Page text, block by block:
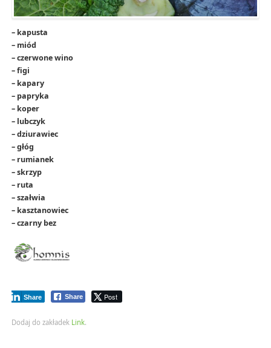
– kapusta
– miód
– czerwone wino
– figi
– kapary
– papryka
– koper
– lubczyk
– dziurawiec
– głóg
– rumianek
– skrzyp
– ruta
– szałwia
– kasztanowiec
– czarny bez
Share Post
Share
Dodaj do zakładek Link.